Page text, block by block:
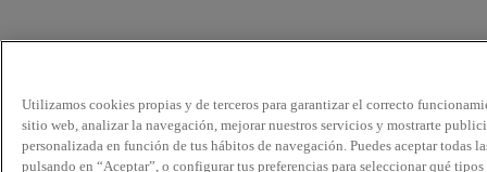
Utilizamos cookies propias y de terceros para garantizar el correcto
sitio web, analizar la navegación, mejorar nuestros servicios y mostrarte
personalizada en función de tus hábitos de navegación. Puedes aceptar todas
pulsando en “Aceptar”, o configurar tus preferencias para seleccionar qué tipos